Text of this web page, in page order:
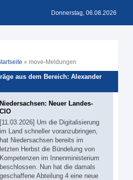
Donnerstag, 06.08.2026
» move-Meldungen
aus dem Bereich: Alexander
Niedersachsen: Neuer Landes-
CIO
[11.03.2026] Um die Digitalisierung
im Land schneller voranzubringen,
hat Niedersachsen bereits im
letzten Herbst die Bündelung von
Kompetenzen im Innenministerium
beschlossen. Nun hat die damals
geschaffene Abteilung 4 eine neue